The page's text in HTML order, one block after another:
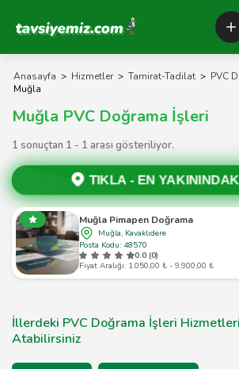
Tavsiyemiz Anasayfa
Anasayfa > Hizmetler > Tamirat-Tadilat > PVC
Muğla
Muğla PVC Doğrama İşleri
1 sonuçtan 1 - 1 arası gösteriliyor.
TIKLA - EN
Muğla Pimapen Doğrama
Muğla, Kavaklıdere
Posta Kodu: 48570
0.0 (0)
Fiyat Aralığı: 1.050,00 ₺ - 9.900,00 ₺
İllerdeki PVC Doğrama İşleri
Atabilirsiniz